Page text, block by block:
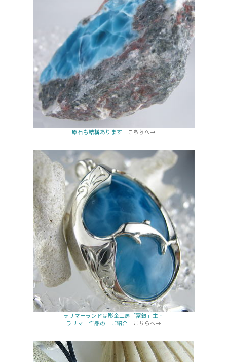
原石も結構あります こちらへ→
ラリマーランドは彫金工房「冨銀」主宰
ラリマー作品の ご紹介
こちらへ→